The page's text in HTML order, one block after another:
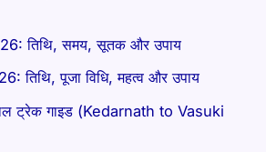
तिथि, समय, सूतक और उपाय
तिथि, पूजा विधि, महत्व और उपाय
ट्रेक गाइड (Kedarnath to Vasuki